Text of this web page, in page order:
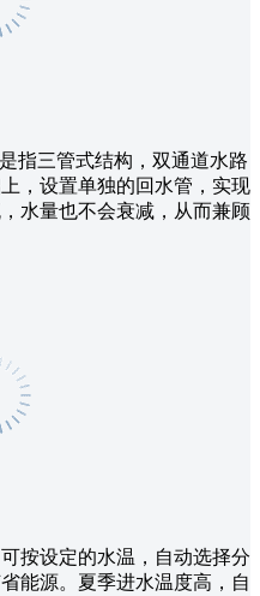
指三管式结构，双通道水路
，设置单独的回水管，实现
水量也不会衰减，从而兼顾
按设定的水温，自动选择分
能源。夏季进水温度高，自